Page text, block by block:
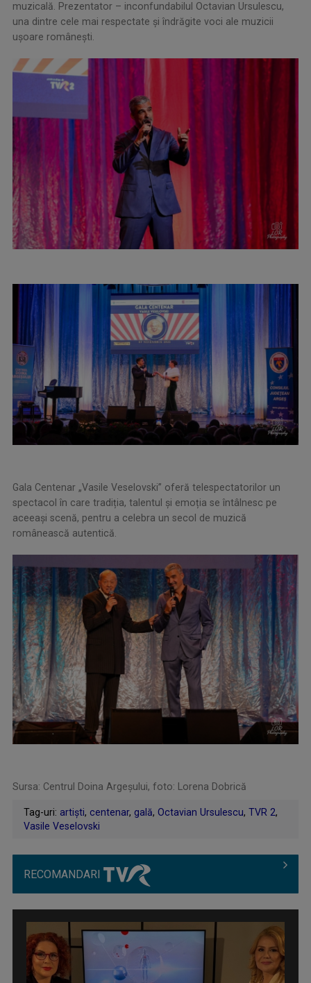
muzicală. Prezentator – inconfundabilul Octavian Ursulescu,
una dintre cele mai respectate și îndrăgite voci ale muzicii
ușoare românești.
Gala Centenar „Vasile Veselovski” oferă telespectatorilor un
spectacol în care tradiția, talentul și emoția se întâlnesc pe
aceeași scenă, pentru a celebra un secol de muzică
românească autentică.
Sursa: Centrul Doina Argeșului, foto: Lorena Dobrică
Tag-uri: artişti, centenar, gală, Octavian Ursulescu, TVR 2,
Vasile Veselovski
RECOMANDARI